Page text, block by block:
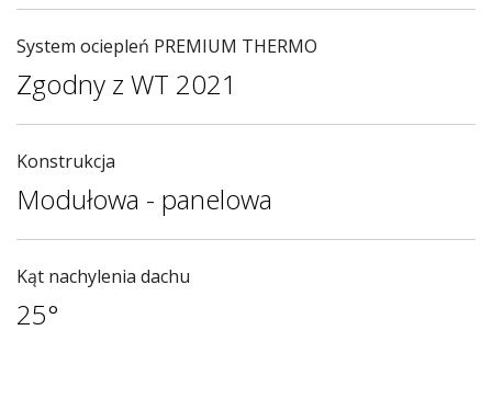
System ociepleń PREMIUM THERMO
Zgodny z WT 2021
Konstrukcja
Modułowa - panelowa
Kąt nachylenia dachu
25°